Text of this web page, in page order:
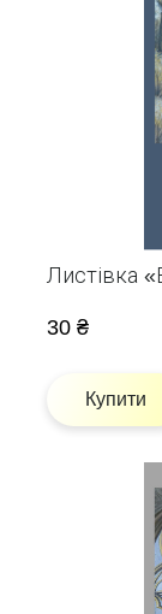
Листівка
30 ₴
Купити